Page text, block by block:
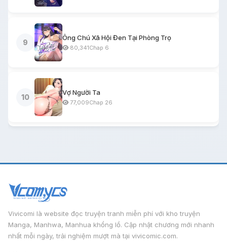
9
Ông Chú Xã Hội Đen Tại Phòng Trọ
80,341Chap 6
10
Vợ Người Ta
77,009Chap 26
Vivicomi là website đọc truyện tranh miễn phí với kho truyện
Manga, Manhwa, Manhua khổng lồ. Cập nhật chương mới nhanh
nhất mỗi ngày, trải nghiệm mượt mà tại vivicomic.com.